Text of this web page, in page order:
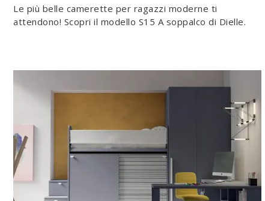
Le più belle camerette per ragazzi moderne ti
attendono! Scopri il modello S15 A soppalco di Dielle.